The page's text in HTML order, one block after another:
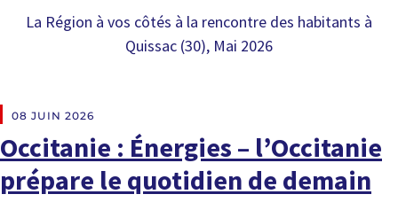
La Région à vos côtés à la rencontre des habitants à
Quissac (30), Mai 2026
08 JUIN 2026
Occitanie : Énergies – l’Occitanie
prépare le quotidien de demain